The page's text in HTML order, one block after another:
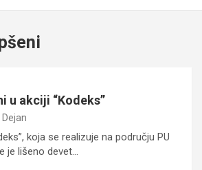
u akciji “Kodeks”
Dejan
koja se realizuje na području PU
je lišeno devet…